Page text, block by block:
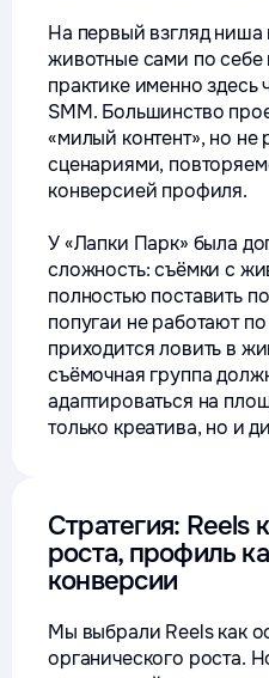
На первый взгляд ниша
животные сами по
практике именно здесь
SMM. Большинство
«милый контент», но
сценариями,
конверсией профиля.
У «Лапки Парк» была
сложность: съёмки с
полностью поставить
попугаи не работают
приходится ловить в
съёмочная группа
адаптироваться на
только креатива, но и
Стратегия: Reels
роста, профиль
конверсии
Мы выбрали Reels как
органического роста.